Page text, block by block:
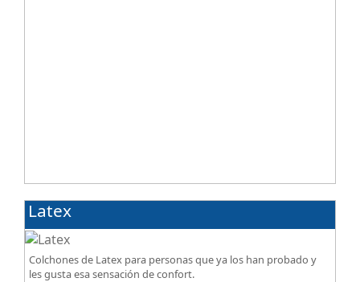
Latex
Colchones de Latex para personas que ya los han probado y
les gusta esa sensación de confort.